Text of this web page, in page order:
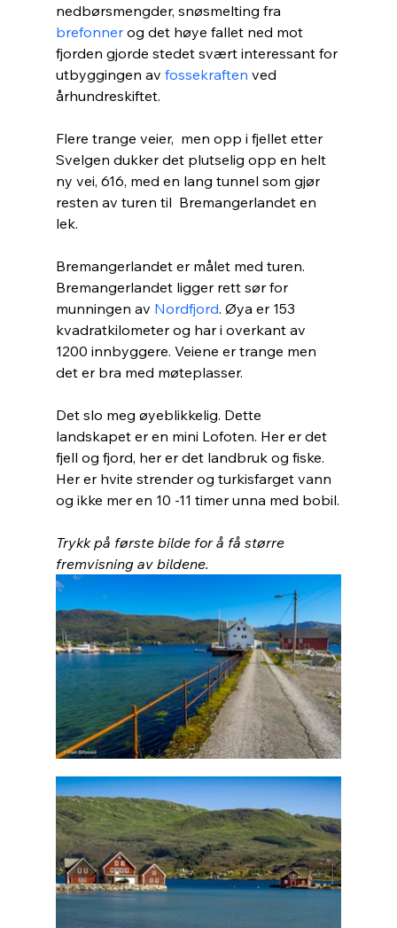
nedbørsmengder, snøsmelting fra
brefonner og det høye fallet ned mot
fjorden gjorde stedet svært interessant for
utbyggingen av fossekraften ved
århundreskiftet.
Flere trange veier,  men opp i fjellet etter
Svelgen dukker det plutselig opp en helt
ny vei, 616, med en lang tunnel som gjør
resten av turen til  Bremangerlandet en
lek.
Bremangerlandet er målet med turen.
Bremangerlandet ligger rett sør for
munningen av Nordfjord. Øya er 153
kvadratkilometer og har i overkant av
1200 innbyggere. Veiene er trange men
det er bra med møteplasser.
Det slo meg øyeblikkelig. Dette
landskapet er en mini Lofoten. Her er det
fjell og fjord, her er det landbruk og fiske.
Her er hvite strender og turkisfarget vann
og ikke mer en 10 -11 timer unna med bobil.
Trykk på første bilde for å få større
fremvisning av bildene.